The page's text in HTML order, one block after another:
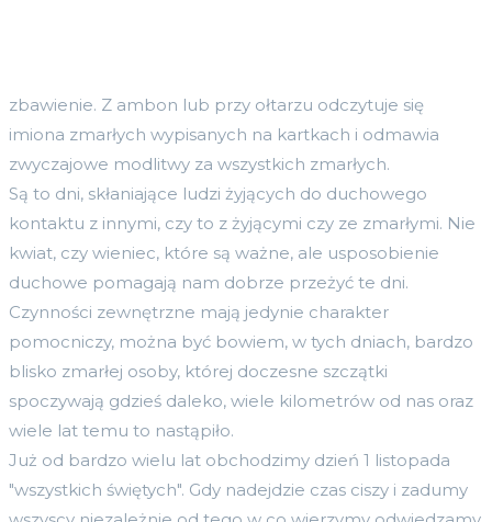
zbawienie. Z ambon lub przy ołtarzu odczytuje się
imiona zmarłych wypisanych na kartkach i odmawia
zwyczajowe modlitwy za wszystkich zmarłych.
Są to dni, skłaniające ludzi żyjących do duchowego
kontaktu z innymi, czy to z żyjącymi czy ze zmarłymi. Nie
kwiat, czy wieniec, które są ważne, ale usposobienie
duchowe pomagają nam dobrze przeżyć te dni.
Czynności zewnętrzne mają jedynie charakter
pomocniczy, można być bowiem, w tych dniach, bardzo
blisko zmarłej osoby, której doczesne szczątki
spoczywają gdzieś daleko, wiele kilometrów od nas oraz
wiele lat temu to nastąpiło.
Już od bardzo wielu lat obchodzimy dzień 1 listopada
"wszystkich świętych". Gdy nadejdzie czas ciszy i zadumy